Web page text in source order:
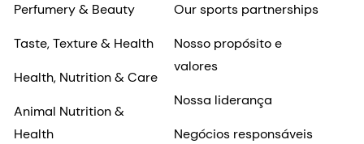
Perfumery & Beauty
Taste, Texture & Health
Health, Nutrition & Care
Animal Nutrition &
Health
Our sports partnerships
Nosso propósito e
valores
Nossa liderança
Negócios responsáveis